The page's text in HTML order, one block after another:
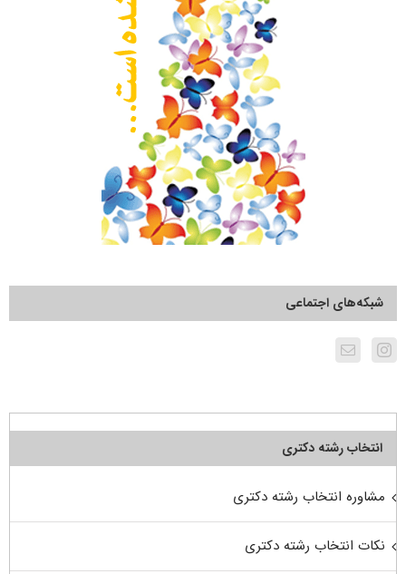
شبکه‌های اجتماعی
انتخاب رشته دکتری
مشاوره انتخاب رشته دکتری
نکات انتخاب رشته دکتری